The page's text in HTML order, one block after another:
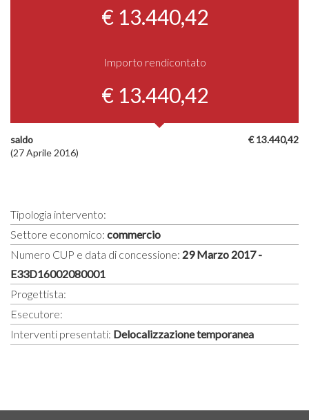
€ 13.440,42
Importo rendicontato
€ 13.440,42
€ 13.440,42
saldo
(27 Aprile 2016)
Tipologia intervento:
Settore economico: commercio
Numero CUP e data di concessione: 29 Marzo 2017 -
E33D16002080001
Progettista:
Esecutore:
Interventi presentati: Delocalizzazione temporanea